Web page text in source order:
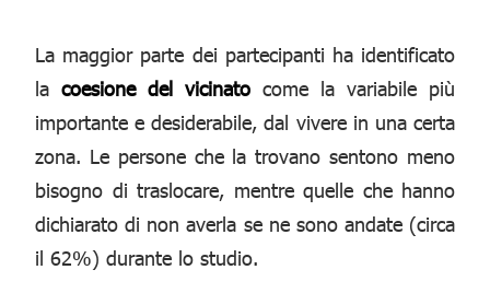
La maggior parte dei partecipanti ha identificato
la coesione del vicinato come la variabile più
importante e desiderabile, dal vivere in una certa
zona. Le persone che la trovano sentono meno
bisogno di traslocare, mentre quelle che hanno
dichiarato di non averla se ne sono andate (circa
il 62%) durante lo studio.